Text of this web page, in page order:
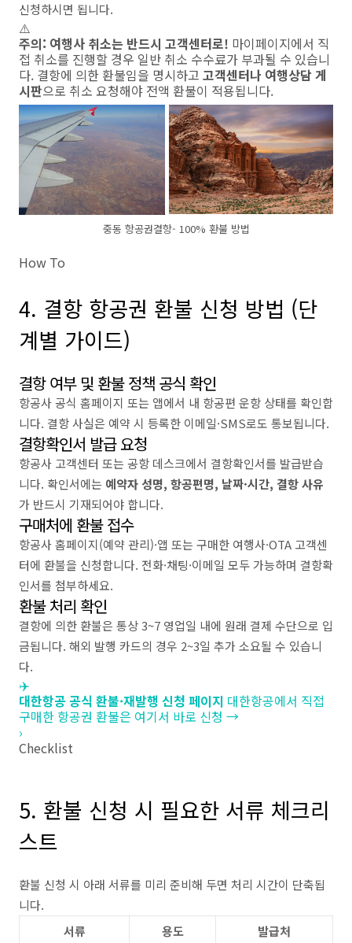
신청하시면 됩니다.
⚠️
주의: 여행사 취소는 반드시 고객센터로! 마이페이지에서 직
접 취소를 진행할 경우 일반 취소 수수료가 부과될 수 있습니
다. 결항에 의한 환불임을 명시하고 고객센터나 여행상담 게
시판으로 취소 요청해야 전액 환불이 적용됩니다.
중동 항공권결항- 100% 환불 방법
How To
4. 결항 항공권 환불 신청 방법 (단
계별 가이드)
결항 여부 및 환불 정책 공식 확인
항공사 공식 홈페이지 또는 앱에서 내 항공편 운항 상태를 확인합
니다. 결항 사실은 예약 시 등록한 이메일·SMS로도 통보됩니다.
결항확인서 발급 요청
항공사 고객센터 또는 공항 데스크에서 결항확인서를 발급받습
니다. 확인서에는 예약자 성명, 항공편명, 날짜·시간, 결항 사유
가 반드시 기재되어야 합니다.
구매처에 환불 접수
항공사 홈페이지(예약 관리)·앱 또는 구매한 여행사·OTA 고객센
터에 환불을 신청합니다. 전화·채팅·이메일 모두 가능하며 결항확
인서를 첨부하세요.
환불 처리 확인
결항에 의한 환불은 통상 3~7 영업일 내에 원래 결제 수단으로 입
금됩니다. 해외 발행 카드의 경우 2~3일 추가 소요될 수 있습니
다.
✈️
대한항공 공식 환불·재발행 신청 페이지 대한항공에서 직접
구매한 항공권 환불은 여기서 바로 신청 →
›
Checklist
5. 환불 신청 시 필요한 서류 체크리
스트
환불 신청 시 아래 서류를 미리 준비해 두면 처리 시간이 단축됩
니다.
서류
용도 발급처